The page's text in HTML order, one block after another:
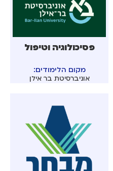
פסיכולוגיה וטיפול
מקום הלימודים:
אוניברסיטת בר אילן